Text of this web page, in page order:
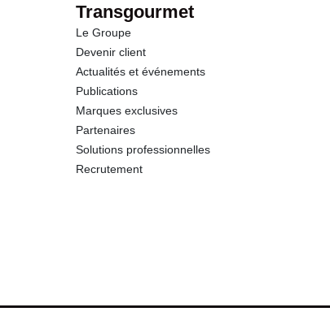
Transgourmet
Le Groupe
Devenir client
Actualités et événements
Publications
Marques exclusives
Partenaires
Solutions professionnelles
Recrutement